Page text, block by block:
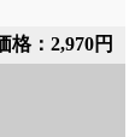
：2,970円